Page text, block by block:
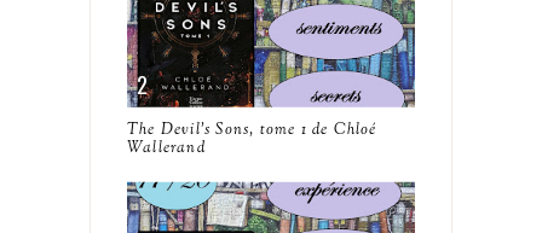
The Devil's Sons, tome 1 de Chloé
Wallerand